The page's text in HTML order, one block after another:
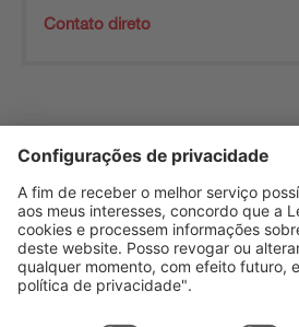
Contato direto
The Sensor People
Quick links